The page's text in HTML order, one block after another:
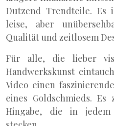
Dutzend Trendteile. Es
leise, aber
Qualität und zeitlosem
Für alle, die lieber
Handwerkskunst
Video einen
eines Goldschmieds.
Hingabe, die in jedem